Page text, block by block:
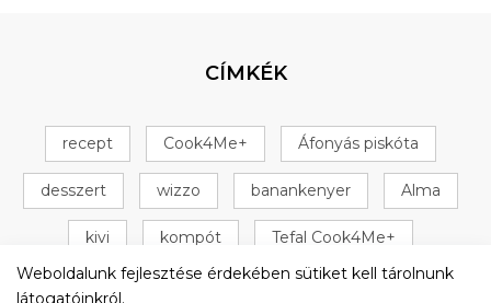
CÍMKÉK
recept Cook4Me+ Áfonyás piskóta
desszert wizzo banankenyer Alma
kivi kompót Tefal Cook4Me+
+ 16 következő
Weboldalunk fejlesztése érdekében sütiket kell tárolnunk
látogatóinkról.